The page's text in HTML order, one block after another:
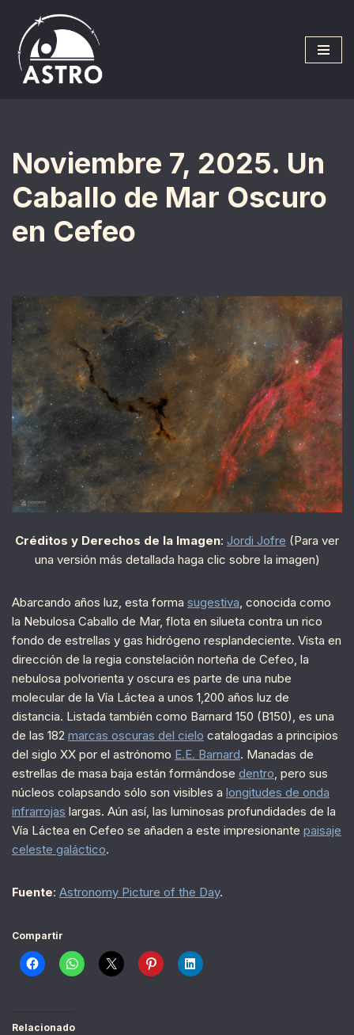
Saltar
al
contenido
Noviembre 7, 2025. Un
Caballo de Mar Oscuro
en Cefeo
Créditos y Derechos de la Imagen: Jordi Jofre (Para ver
una versión más detallada haga clic sobre la imagen)
Abarcando años luz, esta forma sugestiva, conocida como
la Nebulosa Caballo de Mar, flota en silueta contra un rico
fondo de estrellas y gas hidrógeno resplandeciente. Vista en
dirección de la regia constelación norteña de Cefeo, la
nebulosa polvorienta y oscura es parte de una nube
molecular de la Vía Láctea a unos 1,200 años luz de
distancia. Listada también como Barnard 150 (B150), es una
de las 182 marcas oscuras del cielo catalogadas a principios
del siglo XX por el astrónomo E.E. Barnard. Manadas de
estrellas de masa baja están formándose dentro, pero sus
núcleos colapsando sólo son visibles a longitudes de onda
infrarrojas largas. Aún así, las luminosas profundidades de la
Vía Láctea en Cefeo se añaden a este impresionante paisaje
celeste galáctico.
Fuente: Astronomy Picture of the Day.
Compartir
Relacionado